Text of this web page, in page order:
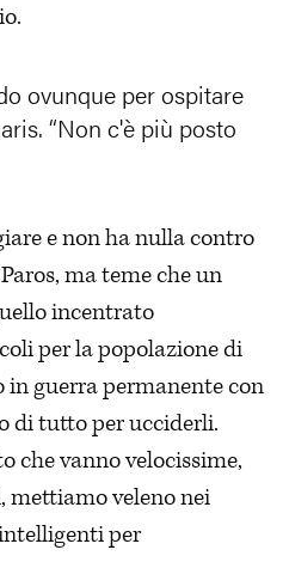
ovunque per ospitare
“Non c'è più posto
e non ha nulla contro
ma teme che un
incentrato
per la popolazione di
in guerra permanente con
di tutto per ucciderli.
che vanno velocissime,
mettiamo veleno nei
per